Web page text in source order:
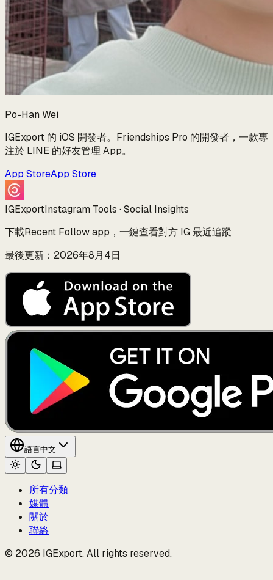
Po-Han Wei
IGExport 的 iOS 開發者。Friendships Pro 的開發者，一款專
注於 LINE 的好友管理 App。
App StoreApp Store
IGExportInstagram Tools · Social Insights
下載Recent Follow app，一鍵查看對方 IG 最近追蹤
最後更新：2026年8月4日
語言中文
所有分類
媒體
關於
聯絡
© 2026 IGExport. All rights reserved.